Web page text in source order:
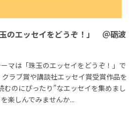
玉のエッセイをどうぞ！」 ＠砺波
マは「珠玉のエッセイをどうぞ！」で
ラブ賞や講談社エッセイ賞受賞作品を
むのにぴったり”なエッセイを集めまし
楽しんでみませんか...